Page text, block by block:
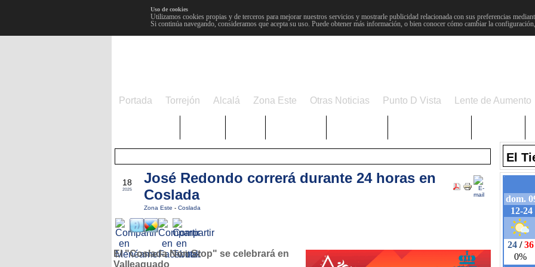
Uso de cookies
Utilizamos cookies propias y de terceros para mejorar nuestros servicios y mostrarle publicidad relacionada con sus preferencias
Si continúa navegando, consideramos que acepta su uso. Puede obtener más información, o bien conocer cómo cambiar la
Portada Torrejón Alcalá Zona Este Otras Noticias Punto D Vista Lente de Aumento
18
2025
José Redondo correrá durante 24 horas en
Coslada
Zona Este - Coslada
El "Coslada Non Stop" se celebrará en
Valleaguado
El